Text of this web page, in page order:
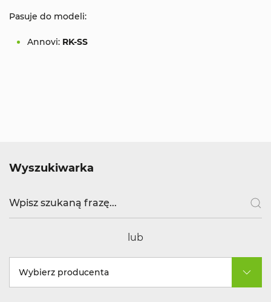
Pasuje do modeli:
Annovi: RK-SS
Wyszukiwarka
lub
Wybierz producenta